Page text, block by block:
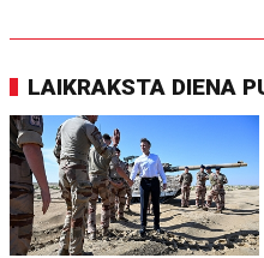
LAIKRAKSTA DIENA